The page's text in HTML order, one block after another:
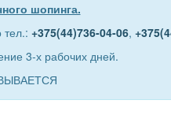
шопинга.
+375(44)736-04-06,
3-х рабочих дней.